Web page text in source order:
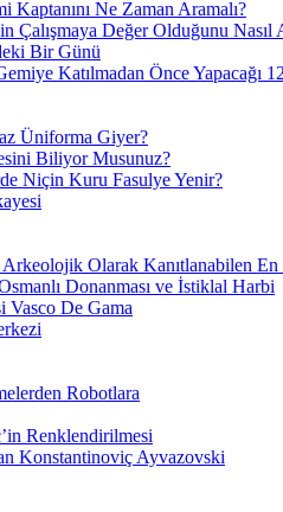
Kaptanını Ne Zaman Aramalı?
Çalışmaya Değer Olduğunu Nasıl
Bir Günü
Katılmadan Önce Yapacağı
Üniforma Giyer?
Biliyor Musunuz?
Niçin Kuru Fasulye Yenir?
Arkeolojik Olarak Kanıtlanabilen
Donanması ve İstiklal Harbi
Vasco De Gama
Robotlara
Renklendirilmesi
Konstantinoviç Ayvazovski